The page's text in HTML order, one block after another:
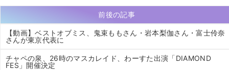
前後の記事
【動画】ベストオブミス、鬼束ももさん・岩本梨伽さん・富士伶奈
さんが東京代表に
チャペの泉、26時のマスカレイド、わーすた出演「DIAMOND
FES」開催決定